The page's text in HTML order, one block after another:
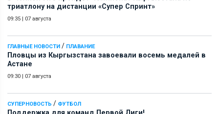
триатлону на дистанции «Супер Спринт»
09:35 | 07 августа
ГЛАВНЫЕ НОВОСТИ / ПЛАВАНИЕ
Пловцы из Кыргызстана завоевали восемь медалей в
Астане
09:30 | 07 августа
СУПЕРНОВОСТЬ / ФУТБОЛ